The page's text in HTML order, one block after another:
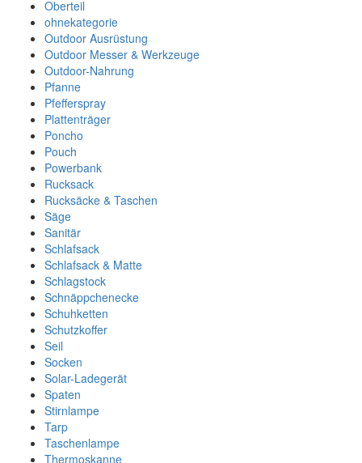
Oberteil
ohnekategorie
Outdoor Ausrüstung
Outdoor Messer & Werkzeuge
Outdoor-Nahrung
Pfanne
Pfefferspray
Plattenträger
Poncho
Pouch
Powerbank
Rucksack
Rucksäcke & Taschen
Säge
Sanitär
Schlafsack
Schlafsack & Matte
Schlagstock
Schnäppchenecke
Schuhketten
Schutzkoffer
Seil
Socken
Solar-Ladegerät
Spaten
Stirnlampe
Tarp
Taschenlampe
Thermoskanne